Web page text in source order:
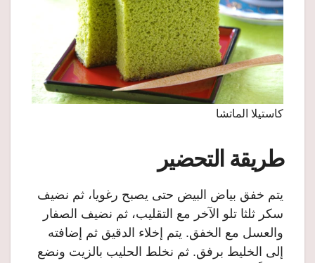
كاستيلا الماتشا
طريقة التحضير
يتم خفق بياض البيض حتى يصبح رغويا، ثم نضيف
سكر ثلثا تلو الآخر مع التقليب، ثم نضيف الصفار
والعسل مع الخفق. يتم إخلاء الدقيق ثم إضافته
إلى الخليط برفق. ثم نخلط الحليب بالزيت ونضع